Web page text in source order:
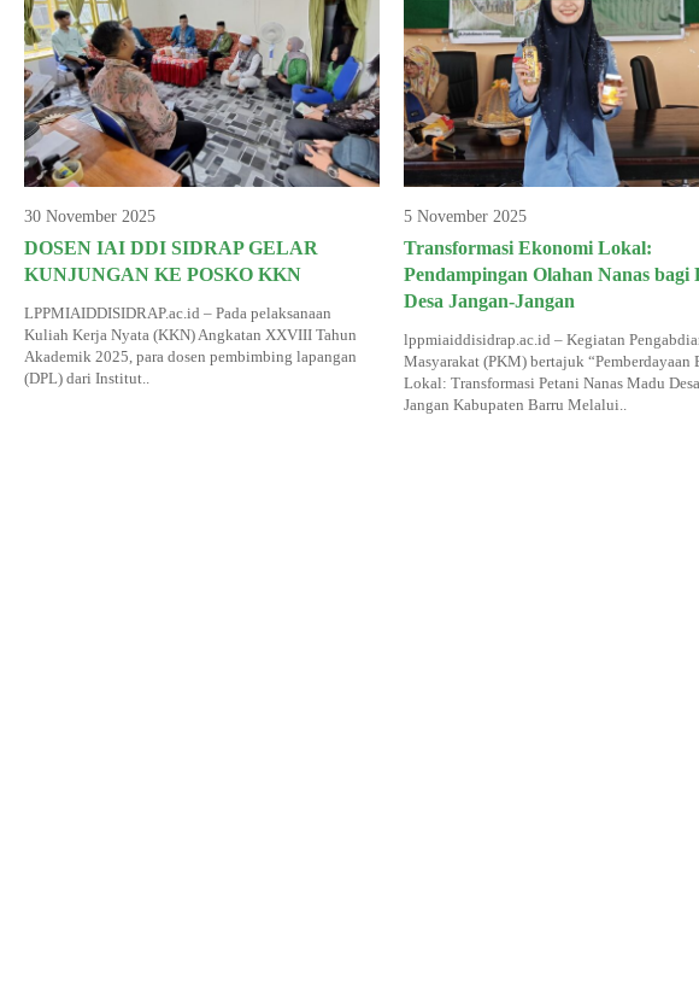
30 November 2025
DOSEN IAI DDI SIDRAP GELAR
KUNJUNGAN KE POSKO KKN
LPPMIAIDDISIDRAP.ac.id – Pada pelaksanaan
Kuliah Kerja Nyata (KKN) Angkatan XXVIII Tahun
Akademik 2025, para dosen pembimbing lapangan
(DPL) dari Institut..
5 November 2025
Transformasi Ekonomi Lokal:
Pendampingan Olahan Nanas bagi
Desa Jangan-Jangan
lppmiaiddisidrap.ac.id – Kegiatan
Masyarakat (PKM) bertajuk “Pemberdayaan
Lokal: Transformasi Petani Nanas Madu
Jangan Kabupaten Barru Melalui..